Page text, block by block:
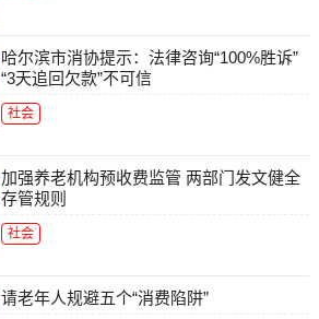
哈尔滨市消协提示：法律咨询“100%胜诉”
“3天追回欠款”不可信
社会
加强养老机构预收费监管 两部门发文健全
存管规则
社会
请老年人规避五个“消费陷阱”